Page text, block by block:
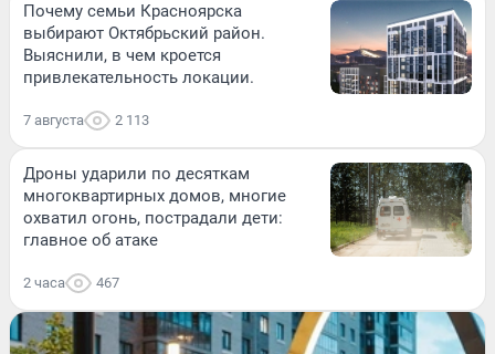
Почему семьи Красноярска
выбирают Октябрьский район.
Выяснили, в чем кроется
привлекательность локации.
7 августа 2 113
Дроны ударили по десяткам
многоквартирных домов, многие
охватил огонь, пострадали дети:
главное об атаке
2 часа 467